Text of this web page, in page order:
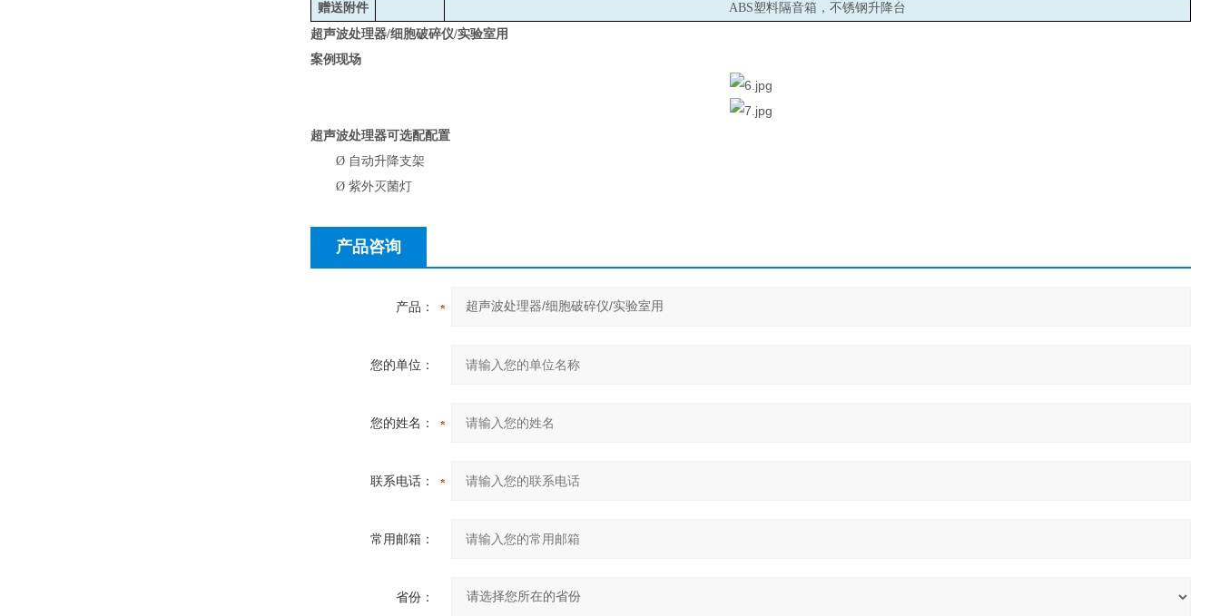
赠送附件 ABS塑料隔音箱，不锈钢升降台
超声波处理器/细胞破碎仪/实验室用
案例现场
超声波处理器可选配配置
Ø 自动升降支架
Ø 紫外灭菌灯
产品咨询
产品：
您的单位：
您的姓名：
联系电话：
常用邮箱：
省份：